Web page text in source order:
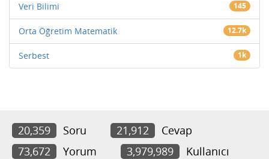
Veri Bilimi 145
Orta Öğretim Matematik 12.7k
Serbest 1k
20,359 Soru 21,912
Cevap
73,672
Yorum 3,979,989 Kullanıcı